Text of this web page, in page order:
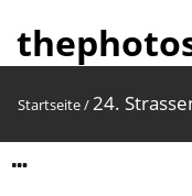
Startseite/24.